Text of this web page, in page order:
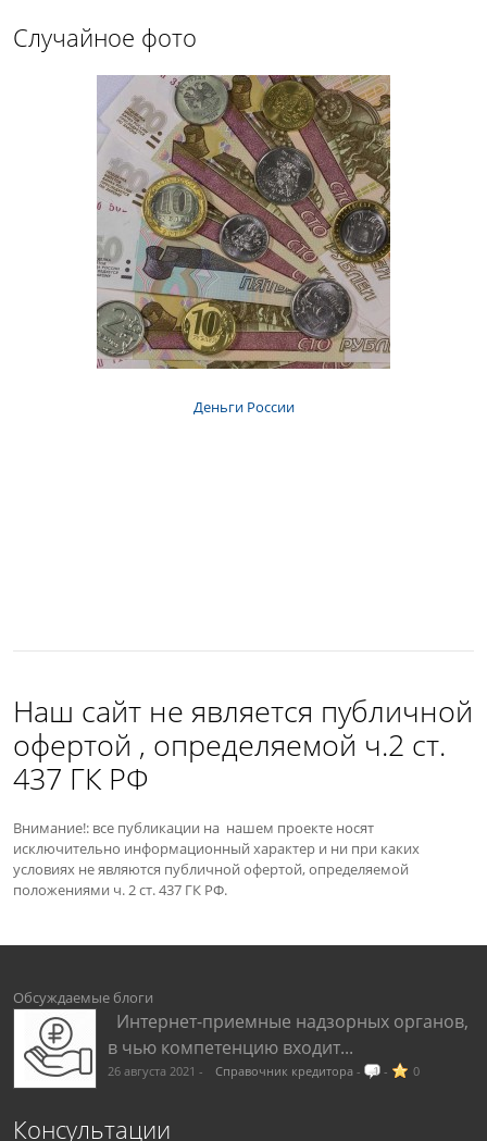
Случайное фото
Деньги России
Наш сайт не является публичной
офертой , определяемой ч.2 ст.
437 ГК РФ
Внимание!: все публикации на нашем проекте носят
исключительно информационный характер и ни при каких
условиях не являются публичной офертой, определяемой
положениями ч. 2 ст. 437 ГК РФ.
Обсуждаемые блоги
Интернет-приемные надзорных органов,
в чью компетенцию входит...
26 августа 2021 - Справочник кредитора - 1 - 0
Консультации